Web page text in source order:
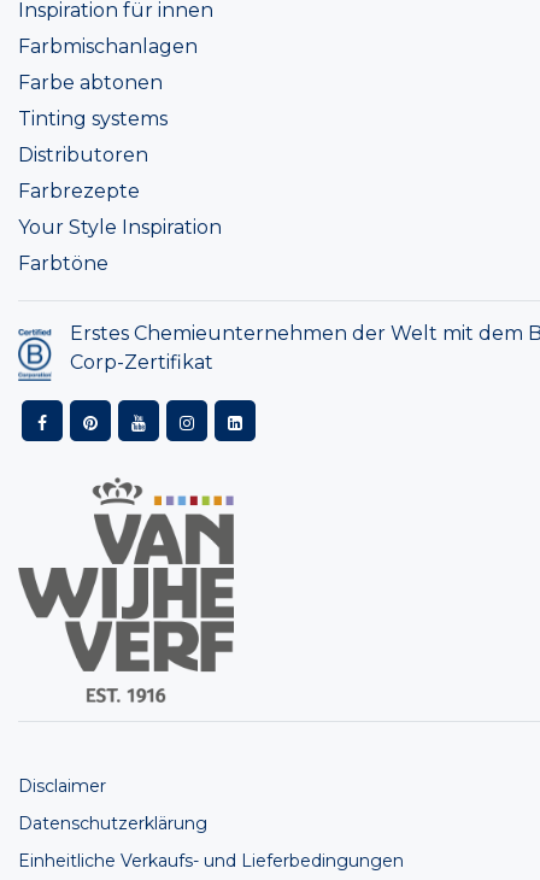
Inspiration für innen
Farbmischanlagen
Farbe abtonen
Tinting systems
Distributoren
Farbrezepte
Your Style Inspiration
Farbtöne
Erstes Chemieunternehmen der Welt mit dem
Corp-Zertifikat
Disclaimer
Datenschutzerklärung
Einheitliche Verkaufs- und Lieferbedingungen